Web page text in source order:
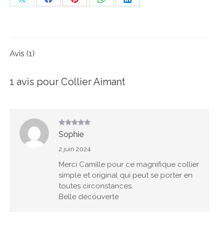
PartagerPartagerPartagerPartagerPartager
Avis (1)
1 avis pour Collier Aimant
Note 5sur
5
Sophie
2 juin 2024
Merci Camille pour ce magnifique collier
simple et original qui peut se porter en
toutes circonstances.
Belle découverte